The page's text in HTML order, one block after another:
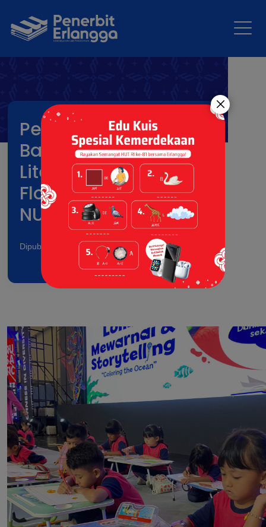
Penerbit Erlangga
Bawa Semangat
Literasi ke Komunitas
Flora & Fauna di
NUSATIC 2026
Dipublikasikan pada: 13 Jun 2026